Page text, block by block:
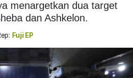
menargetkan dua target
dan Ashkelon.
Fuji EP